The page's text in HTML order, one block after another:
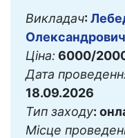
Викладач:
Олександрович
Ціна: 6000/
Дата
18.09.2026
Тип заходу:
Місце